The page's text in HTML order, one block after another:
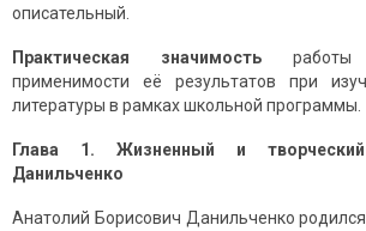
описательный.
Практическая значимость
применимости её результатов при
литературы в рамках школьной программы.
Глава 1. Жизненный и
Данильченко
Анатолий Борисович Данильченко